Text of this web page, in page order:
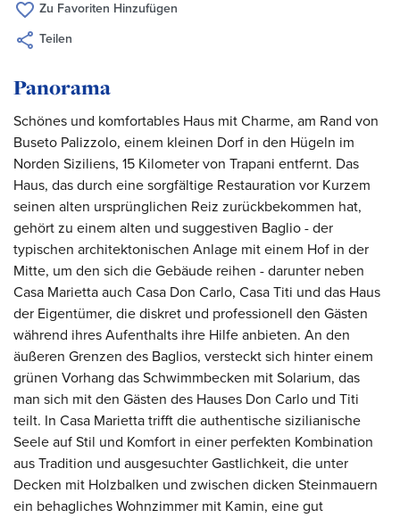
Zu Favoriten Hinzufügen
Teilen
Panorama
Schönes und komfortables Haus mit Charme, am Rand von
Buseto Palizzolo, einem kleinen Dorf in den Hügeln im
Norden Siziliens, 15 Kilometer von Trapani entfernt. Das
Haus, das durch eine sorgfältige Restauration vor Kurzem
seinen alten ursprünglichen Reiz zurückbekommen hat,
gehört zu einem alten und suggestiven Baglio - der
typischen architektonischen Anlage mit einem Hof in der
Mitte, um den sich die Gebäude reihen - darunter neben
Casa Marietta auch Casa Don Carlo, Casa Titi und das Haus
der Eigentümer, die diskret und professionell den Gästen
während ihres Aufenthalts ihre Hilfe anbieten. An den
äußeren Grenzen des Baglios, versteckt sich hinter einem
grünen Vorhang das Schwimmbecken mit Solarium, das
man sich mit den Gästen des Hauses Don Carlo und Titi
teilt. In Casa Marietta trifft die authentische sizilianische
Seele auf Stil und Komfort in einer perfekten Kombination
aus Tradition und ausgesuchter Gastlichkeit, die unter
Decken mit Holzbalken und zwischen dicken Steinmauern
ein behagliches Wohnzimmer mit Kamin, eine gut